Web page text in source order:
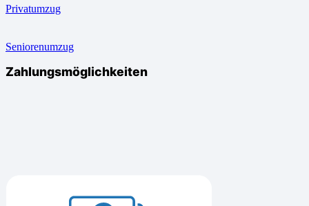
Privatumzug
Seniorenumzug
Zahlungsmöglichkeiten